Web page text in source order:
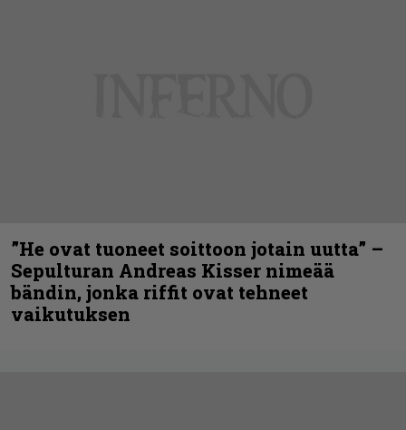
”He ovat tuoneet soittoon jotain uutta” –
Sepulturan Andreas Kisser nimeää
bändin, jonka riffit ovat tehneet
vaikutuksen